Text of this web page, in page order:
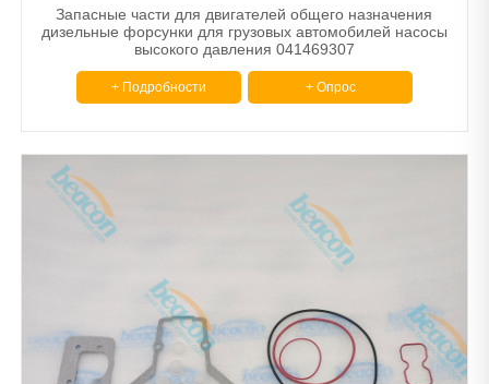
Запасные части для двигателей общего назначения
дизельные форсунки для грузовых автомобилей насосы
высокого давления 041469307
+ Подробности + Опрос